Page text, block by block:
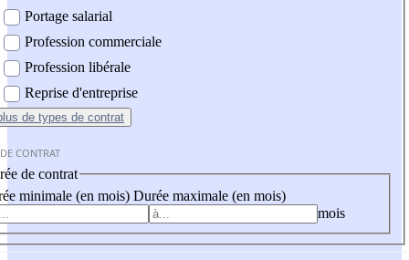
Portage salarial
Profession commerciale
Profession libérale
Reprise d'entreprise
de types de contrat
CONTRAT
de contrat
minimale (en mois) Durée maximale (en mois)
mois